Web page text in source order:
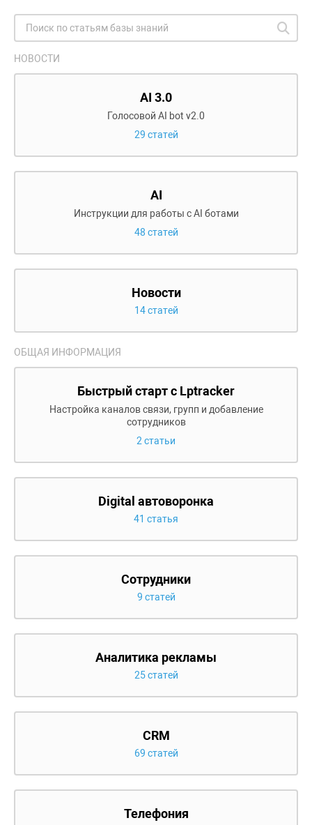
НОВОСТИ
AI 3.0
Голосовой AI bot v2.0
29 статей
AI
Инструкции для работы с AI ботами
48 статей
Новости
14 статей
ОБЩАЯ ИНФОРМАЦИЯ
Быстрый старт с Lptracker
Настройка каналов связи, групп и добавление
сотрудников
2 статьи
Digital автоворонка
41 статья
Сотрудники
9 статей
Аналитика рекламы
25 статей
CRM
69 статей
Телефония